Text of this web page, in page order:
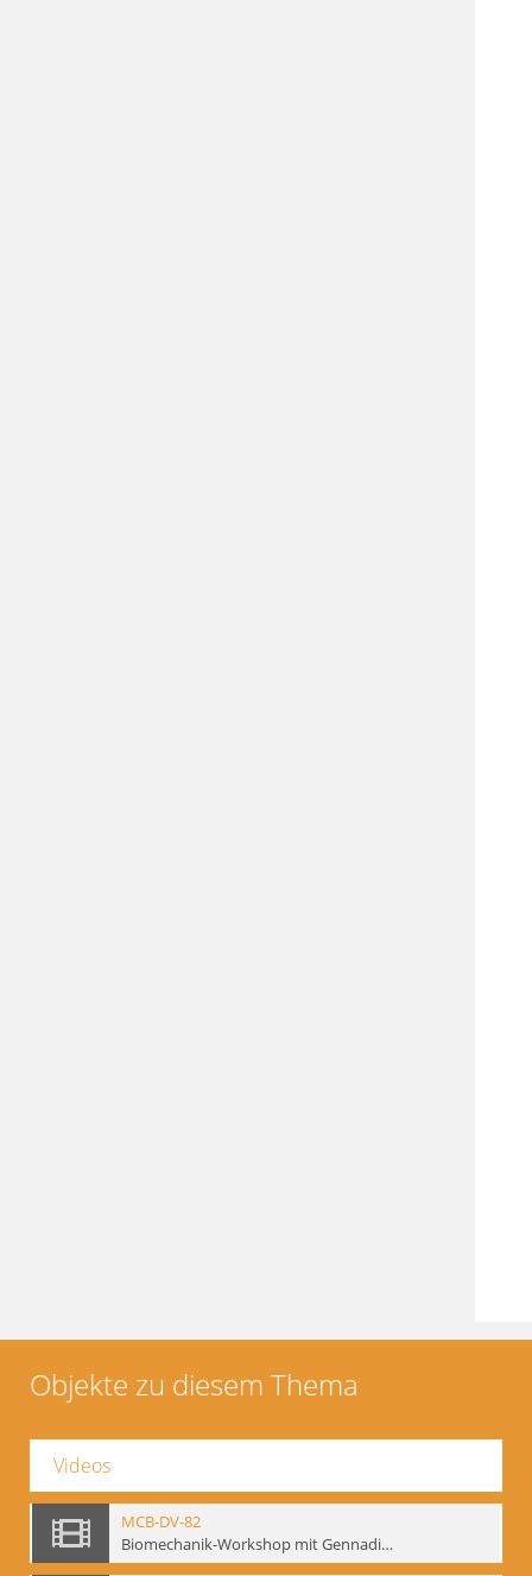
Objekte zu diesem Thema
Videos
MCB-DV-82
Biomechanik-Workshop mit Gennadij Bogdanow, Berlin, 1997